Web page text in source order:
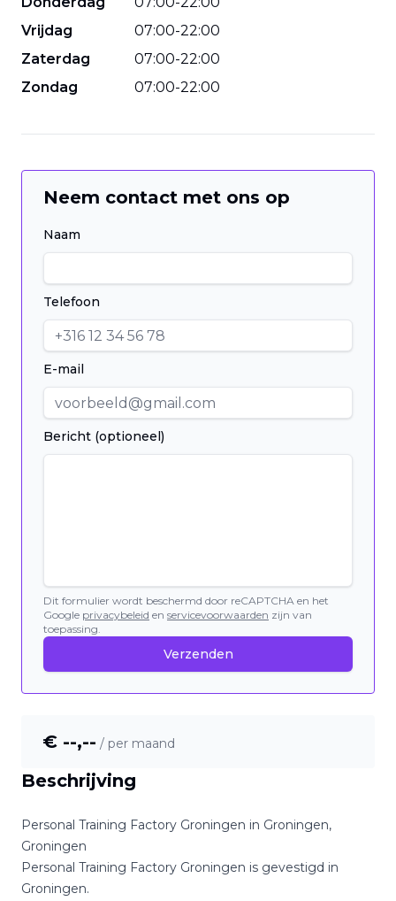
Vrijdag
07:00-22:00
Zaterdag
07:00-22:00
Zondag
07:00-22:00
Beschrijving
Personal Training Factory Groningen in Groningen,
Groningen
Personal Training Factory Groningen is gevestigd in
Groningen.
Neem contact met ons op
Naam
Telefoon
E-mail
Bericht (optioneel)
Dit formulier wordt beschermd door reCAPTCHA en het
Google privacybeleid en servicevoorwaarden zijn van
toepassing.
Verzenden
€ --,-- / per maand